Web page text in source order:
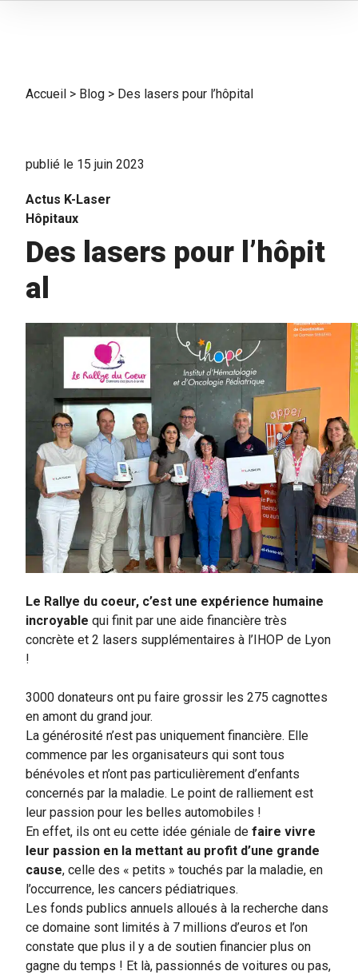
Accueil > Blog > Des lasers pour l’hôpital
publié le 15 juin 2023
Actus K-Laser
Hôpitaux
Des lasers pour l’hôpit
al
Le Rallye du coeur, c’est une expérience humaine
incroyable qui finit par une aide financière très
concrète et 2 lasers supplémentaires à l’IHOP de Lyon
!
3000 donateurs ont pu faire grossir les 275 cagnottes
en amont du grand jour.
La générosité n’est pas uniquement financière. Elle
commence par les organisateurs qui sont tous
bénévoles et n’ont pas particulièrement d’enfants
concernés par la maladie. Le point de ralliement est
leur passion pour les belles automobiles !
En effet, ils ont eu cette idée géniale de faire vivre
leur passion en la mettant au profit d’une grande
cause, celle des « petits » touchés par la maladie, en
l’occurrence, les cancers pédiatriques.
Les fonds publics annuels alloués à la recherche dans
ce domaine sont limités à 7 millions d’euros et l’on
constate que plus il y a de soutien financier plus on
gagne du temps ! Et là, passionnés de voitures ou pas,